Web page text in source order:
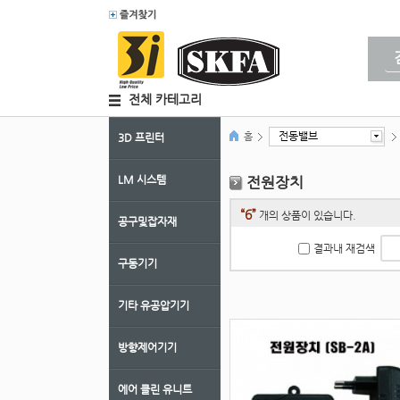
전체 카테고리
3D 프린터
LM 시스템
공구및잡자재
구동기기
기타 유공압기기
방향제어기기
에어 클린 유니트
홈 전동밸브
전원장치
“6” 개의 상품이 있습니다.
결과내 재검색